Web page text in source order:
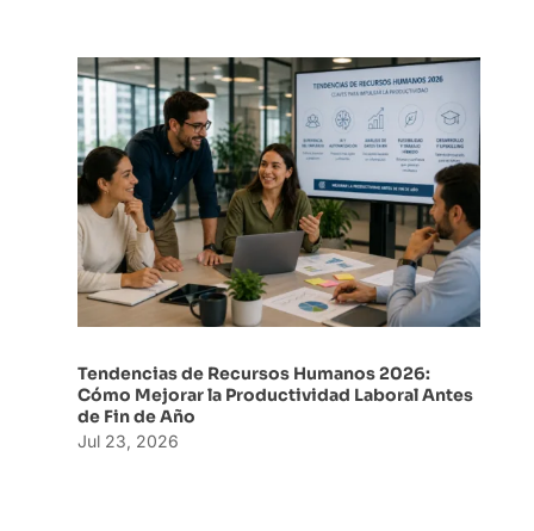
Tendencias de Recursos Humanos 2026:
Cómo Mejorar la Productividad Laboral Antes
de Fin de Año
Jul 23, 2026